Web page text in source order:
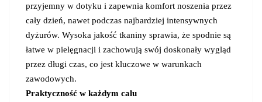
przyjemny w dotyku i zapewnia komfort noszenia przez
cały dzień, nawet podczas najbardziej intensywnych
dyżurów. Wysoka jakość tkaniny sprawia, że spodnie są
łatwe w pielęgnacji i zachowują swój doskonały wygląd
przez długi czas, co jest kluczowe w warunkach
zawodowych.
Praktyczność w każdym calu